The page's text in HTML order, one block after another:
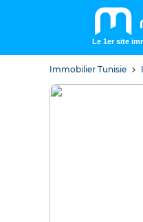
Le 1er site
Immobilier Tunisie